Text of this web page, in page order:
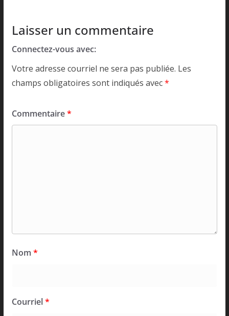
Laisser un commentaire
Connectez-vous avec:
Votre adresse courriel ne sera pas publiée. Les
champs obligatoires sont indiqués avec*
Commentaire*
Nom *
Courriel*